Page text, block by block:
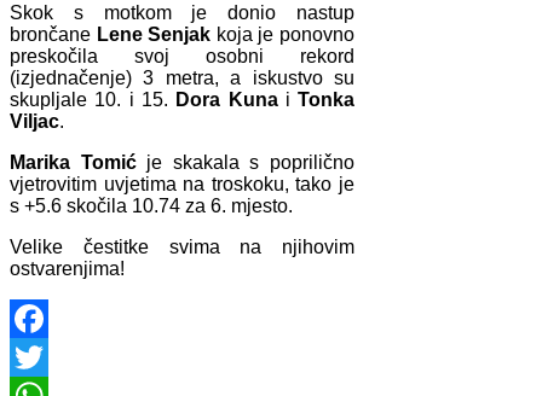
Skok s motkom je donio nastup
brončane Lene Senjak koja je ponovno
preskočila svoj osobni rekord
(izjednačenje) 3 metra, a iskustvo su
skupljale 10. i 15. Dora KunaiTonka
Viljac.
Marika Tomićje skakala s poprilično
vjetrovitim uvjetima na troskoku, tako je
s +5.6 skočila 10.74 za 6. mjesto.
Velike čestitke svima na njihovim
ostvarenjima!
Facebook